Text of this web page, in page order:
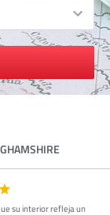
su interior refleja un